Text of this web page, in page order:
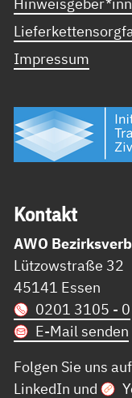
Impressum
Kon­takt
AWO
Lützowstraße 32
45141 Essen
0201 3105 - 0
E-Mail senden
Folgen Sie uns
LinkedIn und